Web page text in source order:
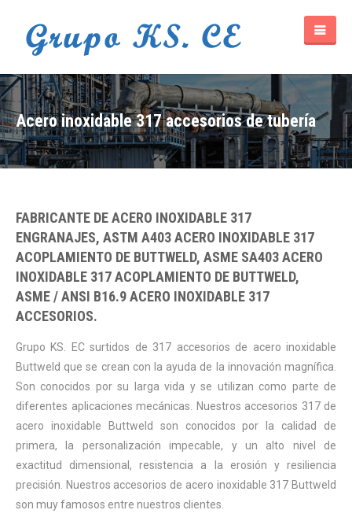
Acero inoxidable 317 accesorios de tubería
FABRICANTE DE ACERO INOXIDABLE 317
ENGRANAJES, ASTM A403 ACERO INOXIDABLE 317
ACOPLAMIENTO DE BUTTWELD, ASME SA403 ACERO
INOXIDABLE 317 ACOPLAMIENTO DE BUTTWELD,
ASME / ANSI B16.9 ACERO INOXIDABLE 317
ACCESORIOS.
Grupo KS. EC surtidos de 317 accesorios de acero inoxidable
Buttweld que se crean con la ayuda de la innovación magnífica.
Son conocidos por su larga vida y se utilizan como parte de
diferentes aplicaciones mecánicas. Nuestros accesorios 317 de
acero inoxidable Buttweld son conocidos por la calidad de
primera, la personalización impecable, y un alto nivel de
exactitud dimensional, resistencia a la erosión y resiliencia
precisión. Nuestros accesorios de acero inoxidable 317 Buttweld
son muy famosos entre nuestros clientes.